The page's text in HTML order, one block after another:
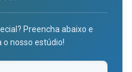
Preencha abaixo e
nosso estúdio!